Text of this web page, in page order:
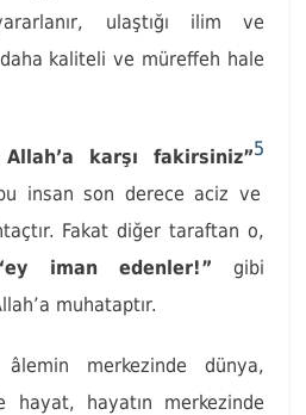
ulaştığı ilim ve
kaliteli ve müreffeh hale
karşı fakirsiniz”5
insan son derece aciz ve
Fakat diğer taraftan o,
iman edenler!” gibi
muhataptır.
merkezinde dünya,
hayat, hayatın merkezinde